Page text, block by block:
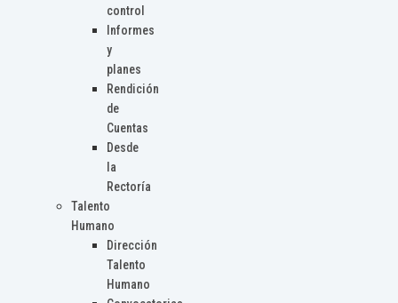
control
Informes
y
planes
Rendición
de
Cuentas
Desde
la
Rectoría
Talento
Humano
Dirección
Talento
Humano